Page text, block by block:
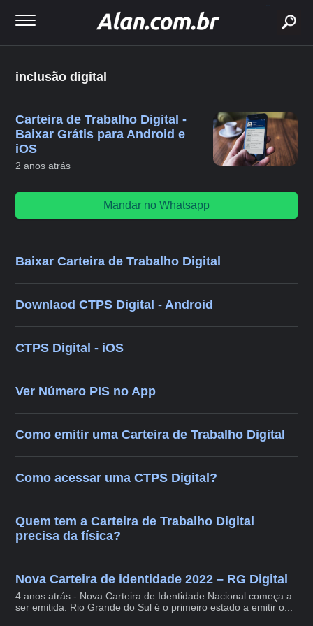
inclusão digital
Carteira de Trabalho Digital -
Baixar Grátis para Android e
iOS
2 anos atrás
Mandar no Whatsapp
Baixar Carteira de Trabalho Digital
Downlaod CTPS Digital - Android
CTPS Digital - iOS
Ver Número PIS no App
Como emitir uma Carteira de Trabalho Digital
Como acessar uma CTPS Digital?
Quem tem a Carteira de Trabalho Digital
precisa da física?
Nova Carteira de identidade 2022 – RG Digital
4 anos atrás - Nova Carteira de Identidade Nacional começa a
ser emitida. Rio Grande do Sul é o primeiro estado a emitir o...